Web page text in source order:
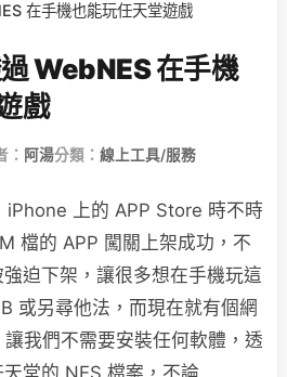
在手機也能玩任天堂遊戲
WebNES 在手機
戲
： 阿湯分類： 線上工具/服務
iPhone 上的 APP Store 時不時
檔的 APP 闖關上架成功，不
迫下架，讓很多想在手機玩這
或另尋他法，而現在就有個網
我們不需要安裝任何軟體，透
堂的 NES 檔案，不論